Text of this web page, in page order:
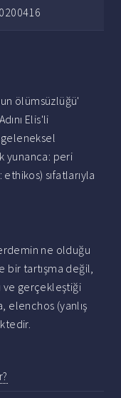
ölümsüzlüğü'
Elis'li
geleneksel
yunanca: peri
sıfatlarıyla
ne olduğu
tartışma değil,
ve gerçekleştiği
elenchos (yanlış